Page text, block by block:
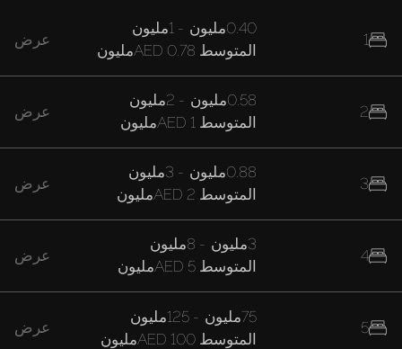
1
2
3
4
5
0.40مليون -
المتوسط
عرض
0.58مليون -
المتوسط
عرض
0.88مليون -
المتوسط
عرض
3مليون -
المتوسط
عرض
75مليون -
المتوسط
عرض